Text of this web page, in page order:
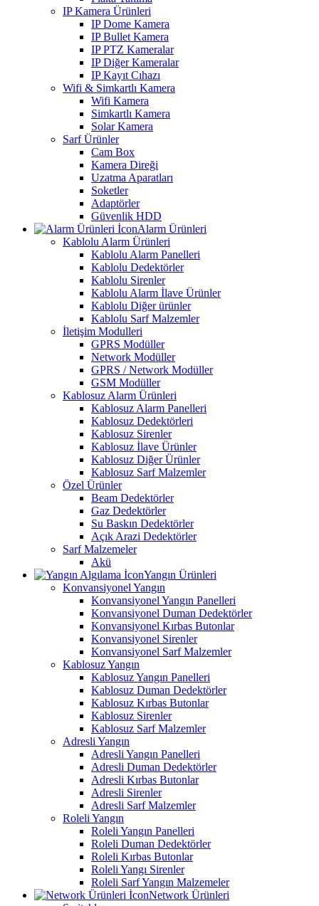
IP Kamera Ürünleri
IP Dome Kamera
IP Bullet Kamera
IP PTZ Kameralar
IP Diğer Kameralar
IP Kayıt Cıhazı
Wifi & Simkartlı Kamera
Wifi Kamera
Simkartlı Kamera
Solar Kamera
Sarf Ürünler
Cam Box
Kamera Direği
Uzatma Aparatları
Soketler
Adaptörler
Güvenlik HDD
Alarm Ürünleri
Kablolu Alarm Ürünleri
Kablolu Alarm Panelleri
Kablolu Dedektörler
Kablolu Sirenler
Kablolu Alarm İlave Ürünler
Kablolu Diğer ürünler
Kablolu Sarf Malzemler
İletişim Modulleri
GPRS Modüller
Network Modüller
GPRS / Network Modüller
GSM Modüller
Kablosuz Alarm Ürünleri
Kablosuz Alarm Panelleri
Kablosuz Dedektörleri
Kablosuz Sirenler
Kablosuz İlave Ürünler
Kablosuz Diğer Ürünler
Kablosuz Sarf Malzemler
Özel Ürünler
Beam Dedektörler
Gaz Dedektörler
Su Baskın Dedektörler
Açık Arazi Dedektörler
Sarf Malzemeler
Akü
Yangın Ürünleri
Konvansiyonel Yangın
Konvansiyonel Yangın Panelleri
Konvansiyonel Duman Dedektörler
Konvansiyonel Kırbas Butonlar
Konvansiyonel Sirenler
Konvansiyonel Sarf Malzemler
Kablosuz Yangın
Kablosuz Yangın Panelleri
Kablosuz Duman Dedektörler
Kablosuz Kırbas Butonlar
Kablosuz Sirenler
Kablosuz Sarf Malzemler
Adresli Yangın
Adresli Yangın Panelleri
Adresli Duman Dedektörler
Adresli Kırbas Butonlar
Adresli Sirenler
Adresli Sarf Malzemler
Roleli Yangın
Roleli Yangın Panelleri
Roleli Duman Dedektörler
Roleli Kırbas Butonlar
Roleli Yangı Sirenler
Roleli Sarf Yangın Malzemeler
Network Ürünleri